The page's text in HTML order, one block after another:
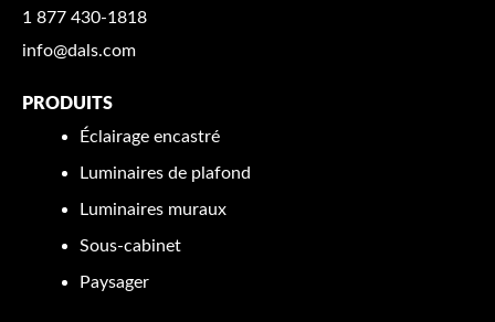
1 877 430-1818
info@dals.com
PRODUITS
Éclairage encastré
Luminaires de plafond
Luminaires muraux
Sous-cabinet
Paysager